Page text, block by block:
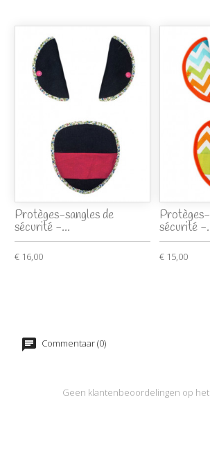
Protèges-sangles de
sécurité -...
€ 16,00
sécurité -
€ 15,00
Commentaar (0)
Geen klantenbeoordelingen op het